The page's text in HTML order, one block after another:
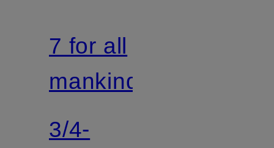
7 for all
mankind
3/4-